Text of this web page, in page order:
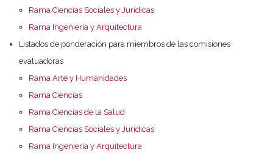
Rama Ciencias Sociales y Jurídicas
Rama Ingeniería y Arquitectura
Listados de ponderación para miembros de las comisiones
evaluadoras
Rama Arte y Humanidades
Rama Ciencias
Rama Ciencias de la Salud
Rama Ciencias Sociales y Jurídicas
Rama Ingeniería y Arquitectura